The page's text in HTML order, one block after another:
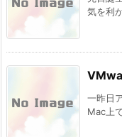
気を利
一昨日
Mac上